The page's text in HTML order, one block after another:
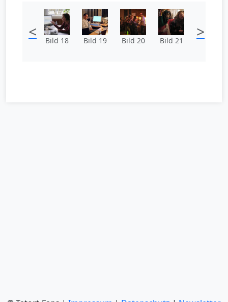
< Bild 18 Bild 19 Bild 20 Bild 21 >